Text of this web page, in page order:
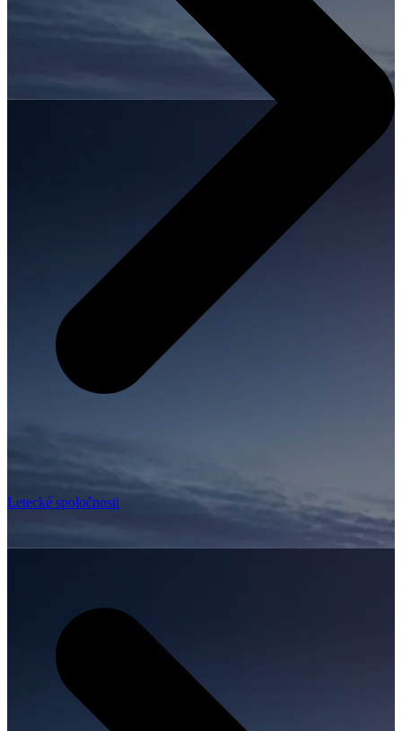
Letecké spoločnosti